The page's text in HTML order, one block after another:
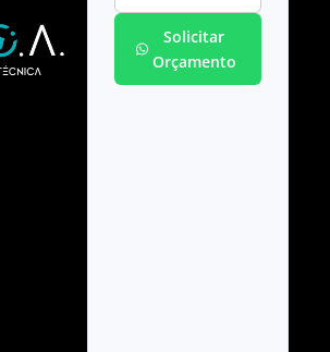
Solicitar
Orçamento